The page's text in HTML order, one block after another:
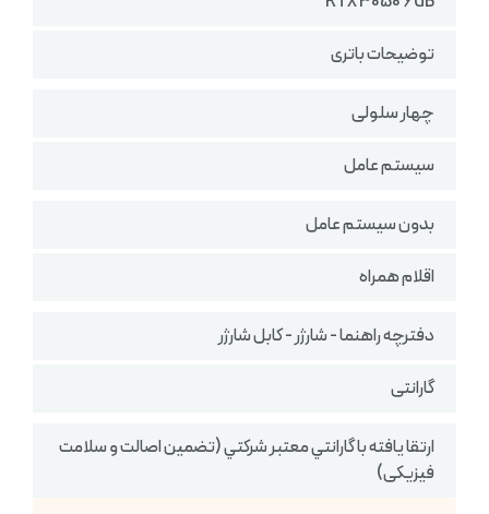
توضیحات باتری
چهار سلولی
سیستم عامل
بدون سیستم عامل
اقلام همراه
دفترچه راهنما - شارژر - کابل شارژر
گارانتی
ارتقا یافته با گارانتي معتبر شركتي (تضمين اصالت و سلامت
فیزیکی)